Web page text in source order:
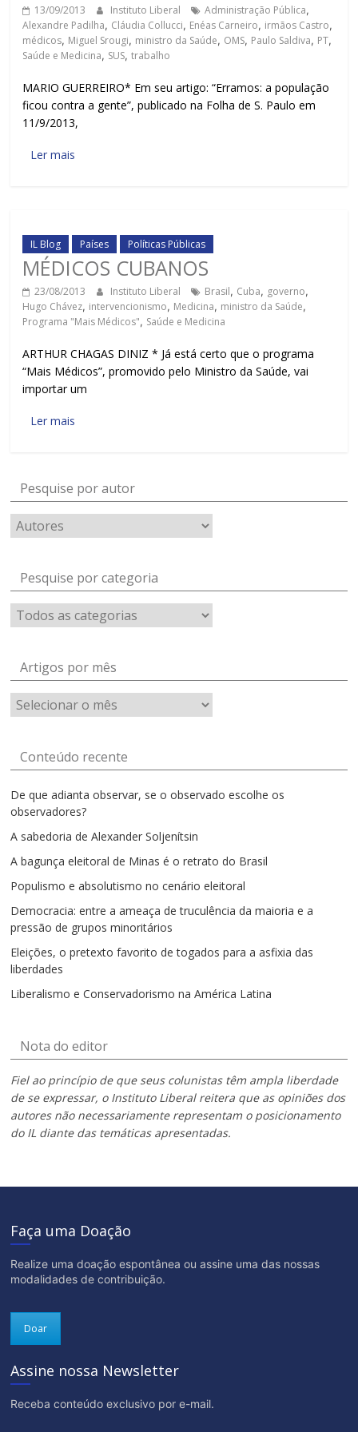
13/09/2013 Instituto Liberal Administração Pública,
Alexandre Padilha, Cláudia Collucci, Enéas Carneiro, irmãos Castro,
médicos, Miguel Srougi, ministro da Saúde, OMS, Paulo Saldiva, PT,
Saúde e Medicina, SUS,trabalho
MARIO GUERREIRO* Em seu artigo: “Erramos: a população
ficou contra a gente”, publicado na Folha de S. Paulo em
11/9/2013,
Ler mais
IL Blog Países Políticas Públicas
MÉDICOS CUBANOS
23/08/2013 Instituto Liberal Brasil, Cuba, governo,
Hugo Chávez, intervencionismo, Medicina, ministro da Saúde,
Programa "Mais Médicos", Saúde e Medicina
ARTHUR CHAGAS DINIZ * Já está certo que o programa
“Mais Médicos”, promovido pelo Ministro da Saúde, vai
importar um
Ler mais
Pesquise por autor
Pesquise por categoria
Artigos por mês
Artigos
por
Conteúdo recente
De que adianta observar, se o observado escolhe os
observadores?
A sabedoria de Alexander Soljenítsin
A bagunça eleitoral de Minas é o retrato do Brasil
Populismo e absolutismo no cenário eleitoral
Democracia: entre a ameaça de truculência da maioria e a
pressão de grupos minoritários
Eleições, o pretexto favorito de togados para a asfixia das
liberdades
Liberalismo e Conservadorismo na América Latina
Nota do editor
Fiel ao princípio de que seus colunistas têm ampla liberdade
de se expressar, o Instituto Liberal reitera que as opiniões dos
autores não necessariamente representam o posicionamento
do IL diante das temáticas apresentadas.
Faça uma Doação
Realize uma doação espontânea ou assine uma das nossas
modalidades de contribuição.
Doar
Assine nossa Newsletter
Receba conteúdo exclusivo por e-mail.